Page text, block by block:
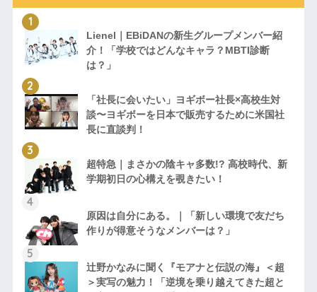
Lienel｜EBiDANの新生グループメンバー紹
介！「学校ではどんなキャラ？MBTI診断
は？」
「社長に会いたい」ヨギボー社長×高校生対
談〜ヨギボーを日本で販売するために米国社
長に直談判！
超特急｜まさかの陰キャ多数!? 高校時代、新
学期初日の心構えを覗きたい！
原因は自分にある。｜「新しい環境で友だち
作りが得意そうなメンバーは？」
辻野かなみに聞く『モアナと伝説の海』＜超
＞実写の魅力！「逆境を乗り越えてきた超と